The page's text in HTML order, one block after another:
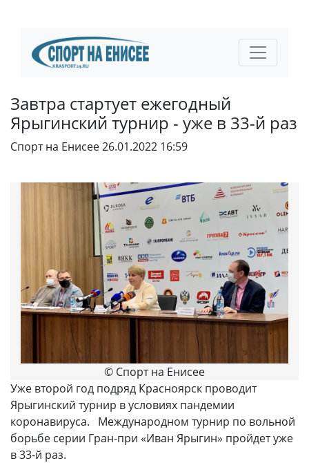
Завтра стартует ежегодный
Ярыгинский турнир - уже в 33-й раз
Спорт на Енисее26.01.2022 16:59
© Спорт на Енисее
Уже второй год подряд Красноярск проводит
Ярыгинский турнир в условиях пандемии
коронавируса. Международном турнир по вольной
борьбе серии Гран-при «Иван Ярыгин» пройдет уже
в 33-й раз.